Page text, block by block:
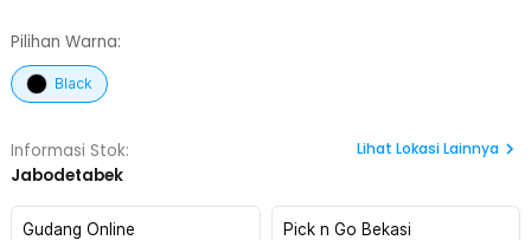
Pilihan Warna:
Black
Informasi Stok:
Jabodetabek
Lihat Lokasi Lainnya
Gudang Online Pick n Go Bekasi